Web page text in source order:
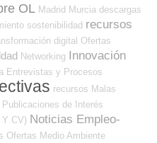
OL Madrid Murcia descargas
sostenibilidad recursos
digital
Ofertas
Networking Innovación
Entrevistas y Procesos
recursos Malas
Publicaciones de Interés
Y CV) Noticias Empleo-
Ofertas Medio Ambiente